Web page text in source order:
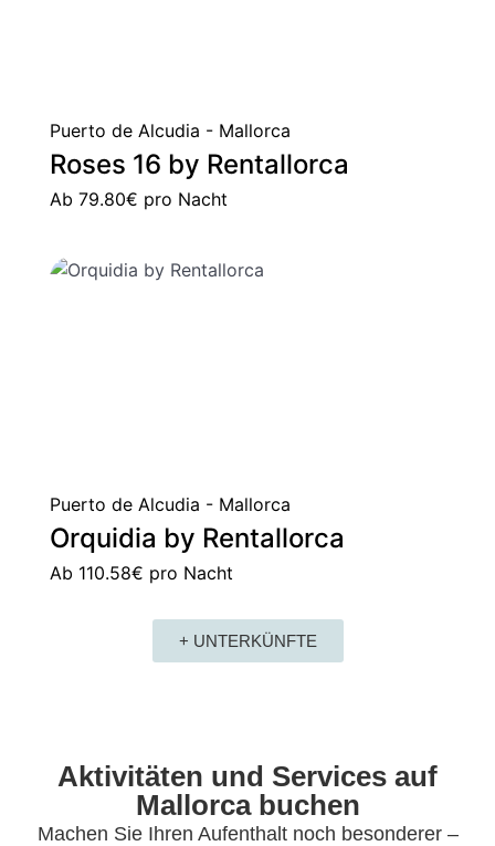
Puerto de Alcudia - Mallorca
Roses 16 by Rentallorca
Ab 79.80€ pro Nacht
Puerto de Alcudia - Mallorca
Orquidia by Rentallorca
Ab 110.58€ pro Nacht
+ UNTERKÜNFTE
Aktivitäten und Services auf
Mallorca buchen
Machen Sie Ihren Aufenthalt noch besonderer –